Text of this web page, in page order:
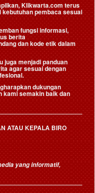
Klikwarta.com terus
pembaca sesuai
fungsi informasi,
berita
dan kode etik dalam
juga menjadi panduan
agar sesuai dengan
dukungan
kami semakin baik dan
ATAU KEPALA BIRO
yang informatif,